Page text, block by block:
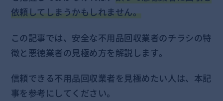
依頼してしまうかもしれません。
この記事では、安全な不用品回収業者のチラシの特
徴と悪徳業者の見極め方を解説します。
信頼できる不用品回収業者を見極めたい人は、本記
事を参考にしてください。